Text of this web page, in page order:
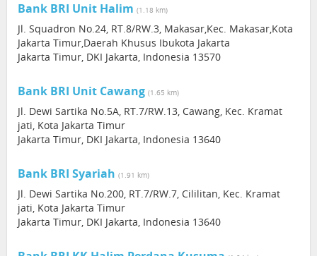
Bank BRI Unit Halim (1.18 km)
Jl. Squadron No.24, RT.8/RW.3, Makasar,Kec. Makasar,Kota
Jakarta Timur,Daerah Khusus Ibukota Jakarta
Jakarta Timur, DKI Jakarta, Indonesia 13570
Bank BRI Unit Cawang (1.65 km)
Jl. Dewi Sartika No.5A, RT.7/RW.13, Cawang, Kec. Kramat
jati, Kota Jakarta Timur
Jakarta Timur, DKI Jakarta, Indonesia 13640
Bank BRI Syariah (1.91 km)
Jl. Dewi Sartika No.200, RT.7/RW.7, Cililitan, Kec. Kramat
jati, Kota Jakarta Timur
Jakarta Timur, DKI Jakarta, Indonesia 13640